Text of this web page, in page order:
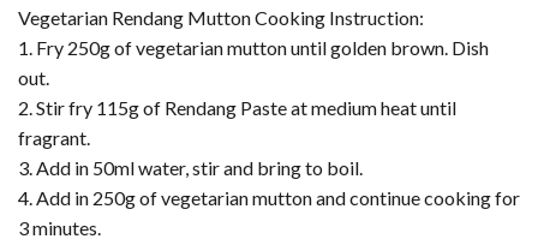
Vegetarian Rendang Mutton Cooking Instruction:
1. Fry 250g of vegetarian mutton until golden brown. Dish
out.
2. Stir fry 115g of Rendang Paste at medium heat until
fragrant.
3. Add in 50ml water, stir and bring to boil.
4. Add in 250g of vegetarian mutton and continue cooking for
3 minutes.